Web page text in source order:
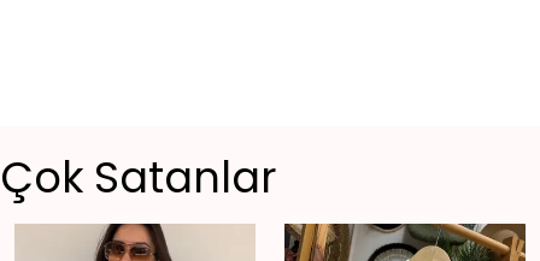
Çok Satanlar